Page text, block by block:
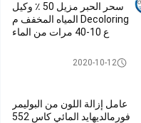
سحر الحبر مزيل 50 ٪ وكيل
Decoloring المياه المخفف م
ع 10-40 مرات من الماء
عامل ديكولورينج المياه2020-10-12
عامل إزالة اللون من البوليمر
فورمالديهايد المائي كاس 552